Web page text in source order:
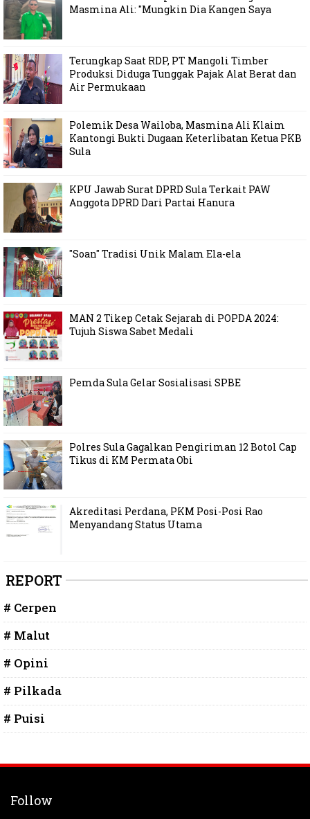
Masmina Ali: "Mungkin Dia Kangen Saya
Terungkap Saat RDP, PT Mangoli Timber
Produksi Diduga Tunggak Pajak Alat Berat dan
Air Permukaan
Polemik Desa Wailoba, Masmina Ali Klaim
Kantongi Bukti Dugaan Keterlibatan Ketua PKB
Sula
KPU Jawab Surat DPRD Sula Terkait PAW
Anggota DPRD Dari Partai Hanura
"Soan" Tradisi Unik Malam Ela-ela
MAN 2 Tikep Cetak Sejarah di POPDA 2024:
Tujuh Siswa Sabet Medali
Pemda Sula Gelar Sosialisasi SPBE
Polres Sula Gagalkan Pengiriman 12 Botol Cap
Tikus di KM Permata Obi
Akreditasi Perdana, PKM Posi-Posi Rao
Menyandang Status Utama
REPORT
# Cerpen
# Malut
# Opini
# Pilkada
# Puisi
Follow